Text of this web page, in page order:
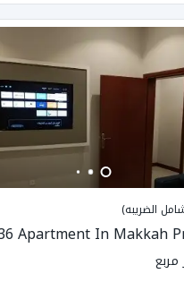
الضريبه)
Apartment In Makkah
مربع